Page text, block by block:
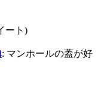
ート)
: マンホールの蓋が好